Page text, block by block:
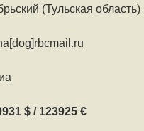
(Тульская область)
$ / 123925 €